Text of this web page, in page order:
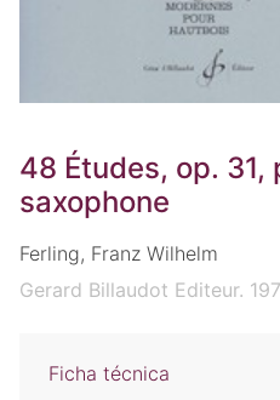
48 Études, op. 31,
saxophone
Ferling, Franz Wilhelm
Gerard Billaudot Editeur.
Ficha técnica